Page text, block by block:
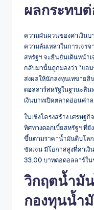
ผลกระทบ
ความผันผวนของค่าเงินบ
ความล้มเหลวในการเจร
สหรัฐฯ จะยืนยันเดินหน้า
กลับมานั้นถูกมองว่า “ยอ
ส่งผลให้นักลงทุนเทขายสิ
ดอลลาร์สหรัฐในฐานะสิ
เงินบาทเปิดตลาดอ่อนค่า
ในเชิงโครงสร้าง เศรษฐ
ทิศทางดอกเบี้ยสหรัฐฯ ที่
ขึ้นตามราคาน้ำมันดิบโล
ชัดเจน มีโอกาสสูงที่ค่าเ
33.00 บาทต่อดอลลาร์ใ
วิกฤตน้ำมั
กองทุนน้ำ